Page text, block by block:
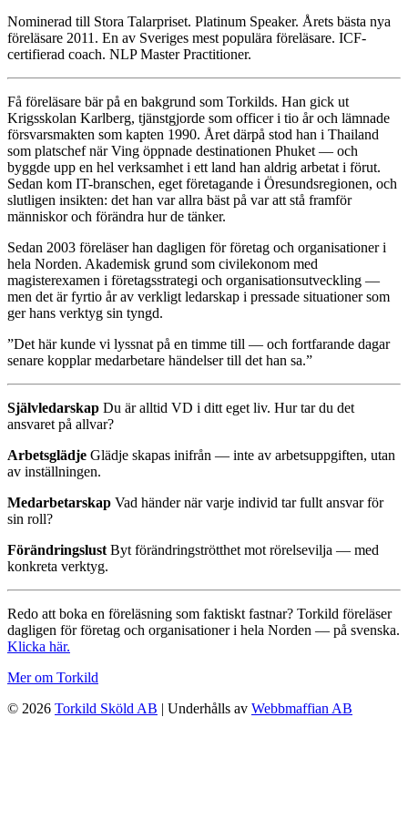
Nominerad till Stora Talarpriset. Platinum Speaker. Årets bästa nya
föreläsare 2011. En av Sveriges mest populära föreläsare. ICF-
certifierad coach. NLP Master Practitioner.
Få föreläsare bär på en bakgrund som Torkilds. Han gick ut
Krigsskolan Karlberg, tjänstgjorde som officer i tio år och lämnade
försvarsmakten som kapten 1990. Året därpå stod han i Thailand
som platschef när Ving öppnade destinationen Phuket — och
byggde upp en hel verksamhet i ett land han aldrig arbetat i förut.
Sedan kom IT-branschen, eget företagande i Öresundsregionen, och
slutligen insikten: det han var allra bäst på var att stå framför
människor och förändra hur de tänker.
Sedan 2003 föreläser han dagligen för företag och organisationer i
hela Norden. Akademisk grund som civilekonom med
magisterexamen i företagsstrategi och organisationsutveckling —
men det är fyrtio år av verkligt ledarskap i pressade situationer som
ger hans verktyg sin tyngd.
”Det här kunde vi lyssnat på en timme till — och fortfarande dagar
senare kopplar medarbetare händelser till det han sa.”
Självledarskap Du är alltid VD i ditt eget liv. Hur tar du det
ansvaret på allvar?
Arbetsglädje Glädje skapas inifrån — inte av arbetsuppgiften, utan
av inställningen.
Medarbetarskap Vad händer när varje individ tar fullt ansvar för
sin roll?
Förändringslust Byt förändringströtthet mot rörelsevilja — med
konkreta verktyg.
Redo att boka en föreläsning som faktiskt fastnar? Torkild föreläser
dagligen för företag och organisationer i hela Norden — på svenska.
Klicka här.
Mer om Torkild
© 2026 Torkild Sköld AB | Underhålls av Webbmaffian AB